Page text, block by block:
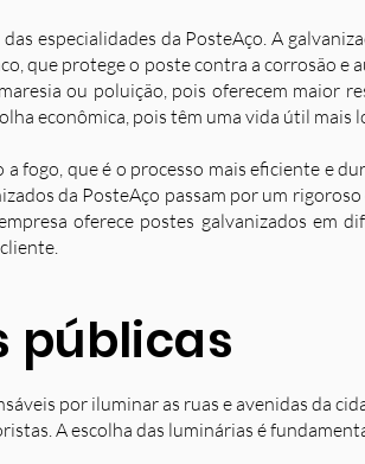
especialidades da PosteAço. A
que protege o poste contra a corrosão e
ou poluição, pois oferecem maior
econômica, pois têm uma vida útil mais
a fogo, que é o processo mais eficiente e
da PosteAço passam por um
oferece postes galvanizados em
públicas
por iluminar as ruas e avenidas da
A escolha das luminárias é